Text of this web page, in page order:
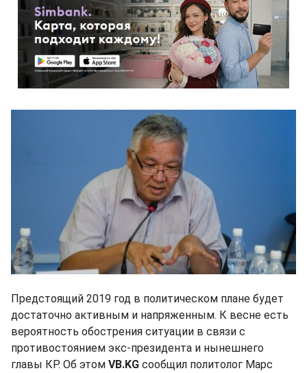
Предстоящий 2019 год в политическом плане будет
достаточно активным и напряженным. К весне есть
вероятность обострения ситуации в связи с
противостоянием экс-президента и нынешнего
главы КР. Об этом VB.KG сообщил политолог Марс